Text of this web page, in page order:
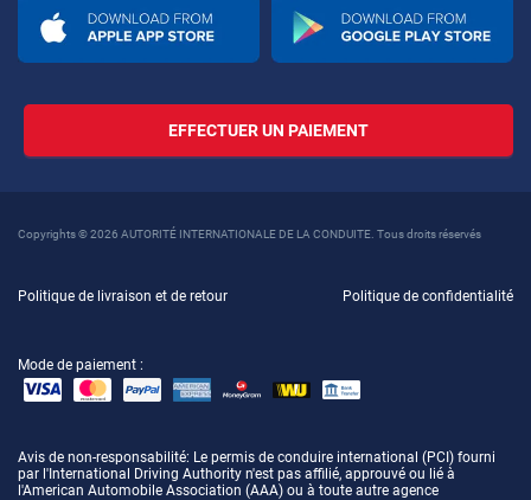
EFFECTUER UN PAIEMENT
Copyrights © 2026 AUTORITÉ INTERNATIONALE DE LA CONDUITE. Tous droits réservés
Politique de livraison et de retour Politique de confidentialité
Mode de paiement :
Avis de non-responsabilité: Le permis de conduire international (PCI) fourni
par l'International Driving Authority n'est pas affilié, approuvé ou lié à
l'American Automobile Association (AAA) ou à toute autre agence